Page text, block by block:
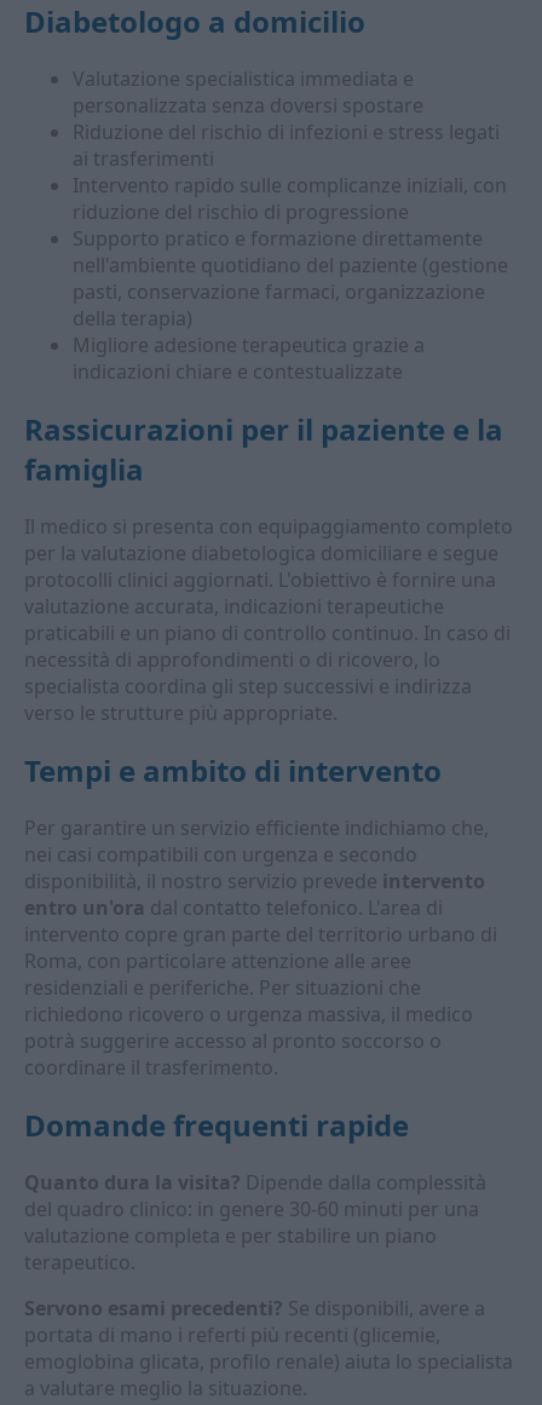
Diabetologo a domicilio
Valutazione specialistica immediata e
personalizzata senza doversi spostare
Riduzione del rischio di infezioni e stress legati
ai trasferimenti
Intervento rapido sulle complicanze iniziali, con
riduzione del rischio di progressione
Supporto pratico e formazione direttamente
nell'ambiente quotidiano del paziente (gestione
pasti, conservazione farmaci, organizzazione
della terapia)
Migliore adesione terapeutica grazie a
indicazioni chiare e contestualizzate
Rassicurazioni per il paziente e la
famiglia
Il medico si presenta con equipaggiamento completo
per la valutazione diabetologica domiciliare e segue
protocolli clinici aggiornati. L'obiettivo è fornire una
valutazione accurata, indicazioni terapeutiche
praticabili e un piano di controllo continuo. In caso di
necessità di approfondimenti o di ricovero, lo
specialista coordina gli step successivi e indirizza
verso le strutture più appropriate.
Tempi e ambito di intervento
Per garantire un servizio efficiente indichiamo che,
nei casi compatibili con urgenza e secondo
disponibilità, il nostro servizio prevede intervento
entro un'ora dal contatto telefonico. L'area di
intervento copre gran parte del territorio urbano di
Roma, con particolare attenzione alle aree
residenziali e periferiche. Per situazioni che
richiedono ricovero o urgenza massiva, il medico
potrà suggerire accesso al pronto soccorso o
coordinare il trasferimento.
Domande frequenti rapide
Quanto dura la visita? Dipende dalla complessità
del quadro clinico: in genere 30-60 minuti per una
valutazione completa e per stabilire un piano
terapeutico.
Servono esami precedenti? Se disponibili, avere a
portata di mano i referti più recenti (glicemie,
emoglobina glicata, profilo renale) aiuta lo specialista
a valutare meglio la situazione.